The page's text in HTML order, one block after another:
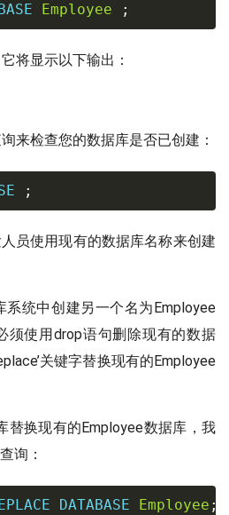
Employee ;
将显示以下输出：
来检查您的数据库是否已创建：
;
员使用现有的数据库名称来创建
统中创建另一个名为Employee
须使用drop语句删除现有的数据
关键字替换现有的Employee
替换现有的Employee数据库，我
询：
DATABASE Employee ;